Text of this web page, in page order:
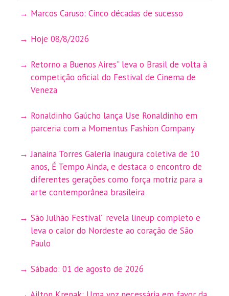
Marcos Caruso: Cinco décadas de sucesso
Hoje 08/8/2026
Retorno a Buenos Aires” leva o Brasil de volta à
competição oficial do Festival de Cinema de
Veneza
Ronaldinho Gaúcho lança Use Ronaldinho em
parceria com a Momentus Fashion Company
Janaina Torres Galeria inaugura coletiva de 10
anos, É Tempo Ainda, e destaca o encontro de
diferentes gerações como força motriz para a
arte contemporânea brasileira
São Julhão Festival” revela lineup completo e
leva o calor do Nordeste ao coração de São
Paulo
Sábado: 01 de agosto de 2026